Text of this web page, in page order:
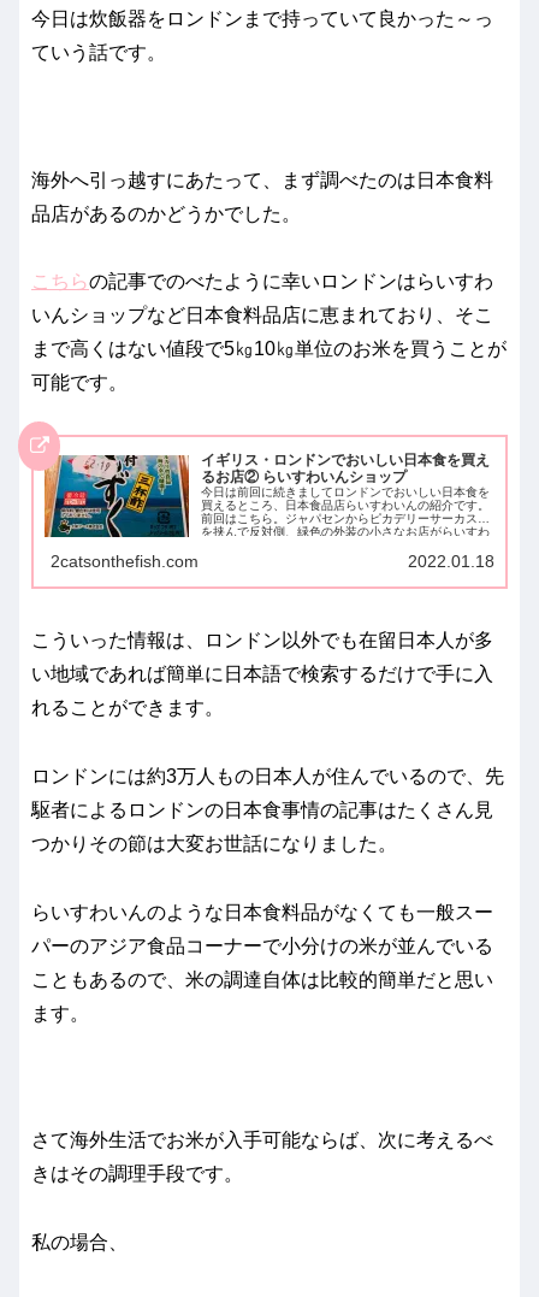
今日は炊飯器をロンドンまで持っていて良かった～っ
ていう話です。
海外へ引っ越すにあたって、まず調べたのは日本食料
品店があるのかどうかでした。
こちらの記事でのべたように幸いロンドンはらいすわ
いんショップなど日本食料品店に恵まれており、そこ
まで高くはない値段で5㎏10㎏単位のお米を買うことが
可能です。
イギリス・ロンドンでおいしい日本食を買え
るお店② らいすわいんショップ
今日は前回に続きましてロンドンでおいしい日本食を
買えるところ、日本食品店らいすわいんの紹介です。
前回はこちら。ジャパセンからピカデリーサーカス駅
を挟んで反対側、緑色の外装の小さなお店がらいすわ
2catsonthefish.com 2022.01.18
こういった情報は、ロンドン以外でも在留日本人が多
い地域であれば簡単に日本語で検索するだけで手に入
れることができます。
ロンドンには約3万人もの日本人が住んでいるので、先
駆者によるロンドンの日本食事情の記事はたくさん見
つかりその節は大変お世話になりました。
らいすわいんのような日本食料品がなくても一般スー
パーのアジア食品コーナーで小分けの米が並んでいる
こともあるので、米の調達自体は比較的簡単だと思い
ます。
さて海外生活でお米が入手可能ならば、次に考えるべ
きはその調理手段です。
私の場合、